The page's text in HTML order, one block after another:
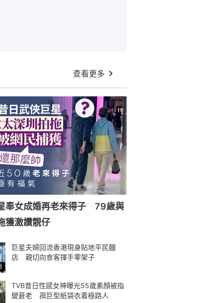
查看更多
奉女成婚再老來得子 79歲與
獲激讚靚仔
巨星夫婦回流香港現身貼地平民麵
店 親切向食客揮手零架子
TVB昔日性感女神曝光55歲素顏被指
變蒼老 孭巨型紙袋衣着極路人